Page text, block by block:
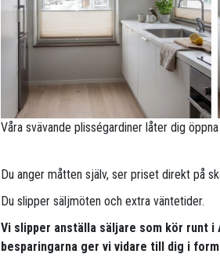
Våra svävande plisségardiner låter dig
Du anger måtten själv, ser priset direkt på
Du slipper säljmöten och extra väntetider.
Vi slipper anställa säljare som kör runt i
besparingarna ger vi vidare till dig i